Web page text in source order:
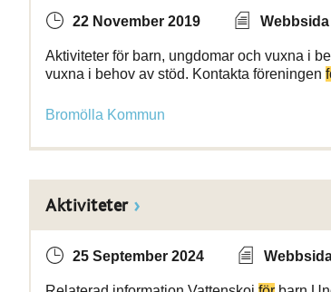
22 November 2019 Webbsida
Aktiviteter för barn, ungdomar och vuxna i
vuxna i behov av stöd. Kontakta föreningen
Bromölla Kommun
Aktiviteter
25 September 2024